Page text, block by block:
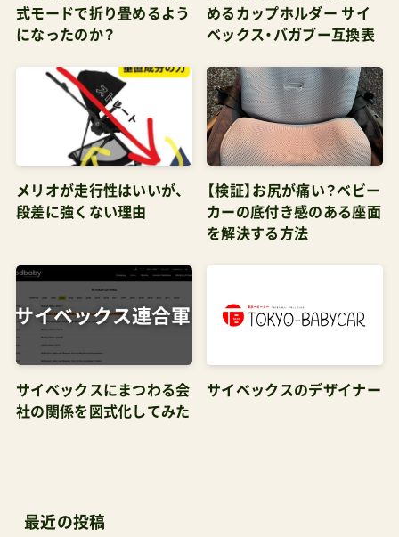
ー・チャイルド・ジュニア別おすすめモデル2025
【2026】サイベックスのベビーカーを選んで後悔す
るポイントまとめ表 サイベックスの最安値·安心
の購入術ここがポイント店舗での購入は公式サイ
トの『取扱店舗検索』にて住所を入力して最寄りの
お店を探せばいい。2026年現在でも直営店は表参
道のフラッグシップストアのみ。正規販売代理店
として全国のDADWAYがある通販サイトは3タイ
プあり、公式ストアとECモール系（Amazon・楽天
市場）、およびダッドウェイオンラインショップが
ある小売販売店系EC公式ストアは定価販売。
Amazonが最安値になるケースはプライムデーや
ブラックフライデー、サイバーマンデーといった
ごく限られた期間でイベント的に値下がりする場
合のみ。通常は楽天市場内の下記人気テナントが
式）、ガゼルS(二人乗り)※メリオとリベルは例年1
式モードで折り畳めるよう
になったのか？
めるカップホルダー サイ
ベックス・バガブー互換表
メリオが走行性はいいが、
段差に強くない理由
【検証】お尻が痛い？ベビー
カーの底付き感のある座面
を解決する方法
サイベックスにまつわる会
社の関係を図式化してみた
サイベックスのデザイナー
最近の投稿